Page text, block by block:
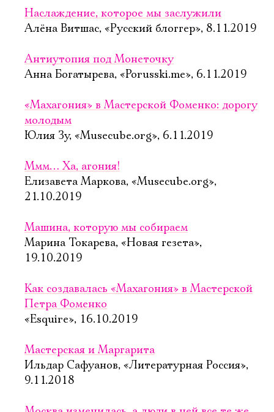
Наслаждение, которое мы заслужили
Алёна Витшас, «Русский блоггер», 8.11.2019
Антиутопия под Монеточку
Анна Богатырева, «Porusski.me», 6.11.2019
«Махагония» в Мастерской Фоменко: дорогу
молодым
Юлия Зу, «Musecube.org», 6.11.2019
Ммм… Ха, агония!
Елизавета Маркова, «Musecube.org»,
21.10.2019
Машина, которую мы собираем
Марина Токарева, «Новая гезета»,
19.10.2019
Как создавалась «Махагония» в Мастерской
Петра Фоменко
«Esquire», 16.10.2019
Мастерская и Маргарита
Ильдар Сафуанов, «Литературная Россия»,
9.11.2018